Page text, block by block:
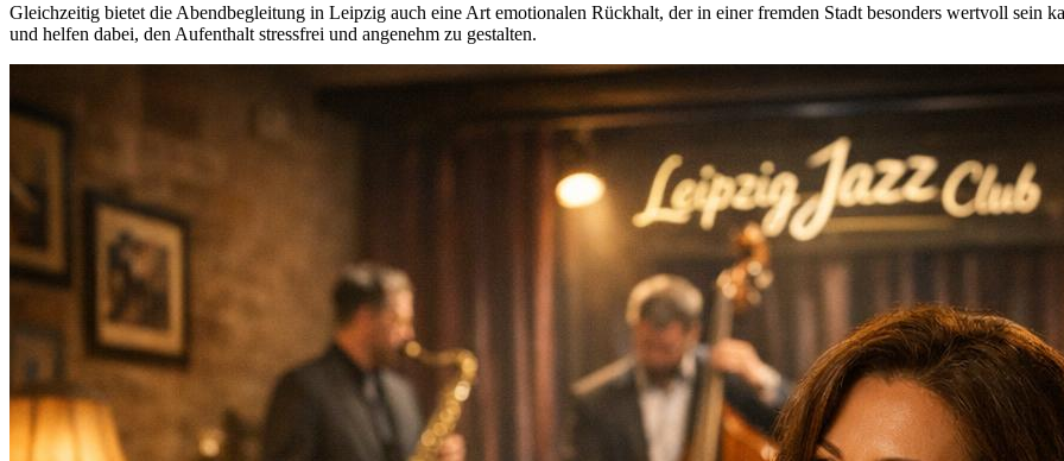
Gleichzeitig bietet die Abendbegleitung in Leipzig auch eine Art emotionalen Rückhalt, der in einer fremden Stadt besonders wertvoll sein
und helfen dabei, den Aufenthalt stressfrei und angenehm zu gestalten.